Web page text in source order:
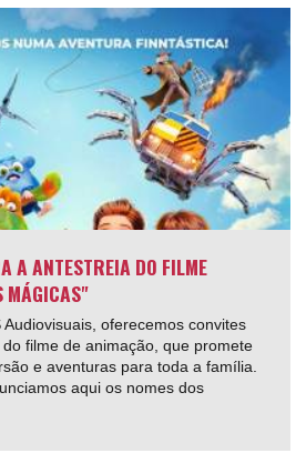
A ANTESTREIA DO FILME
MÁGICAS"
oferecemos convites
filme de animação, que promete
e aventuras para toda a família.
aqui os nomes dos